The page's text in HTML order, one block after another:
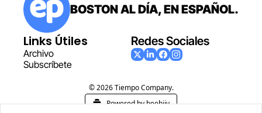
BOSTON AL DÍA, EN ESPAÑOL.
Links Útiles
Archivo
Subscríbete
Redes Sociales
© 2026 Tiempo Company.
Powered by beehiiv